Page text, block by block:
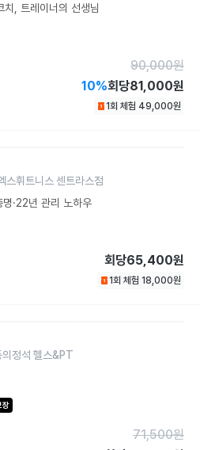
, 트레이너의 선생님
90,000원
10%회당81,000원
1회 체험 49,000원
스휘트니스 센트라스점
·22년 관리 노하우
회당65,400원
1회 체험 18,000원
의정석 헬스&PT
장
71,500원